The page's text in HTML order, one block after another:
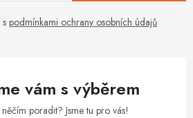
podmínkami ochrany osobních údajů
vám s výběrem
poradit? Jsme tu pro vás!